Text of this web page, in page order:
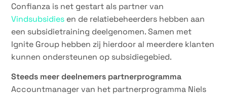
Confianza is net gestart als partner van
Vindsubsidies en de relatiebeheerders hebben aan
een subsidietraining deelgenomen. Samen met
Ignite Group hebben zij hierdoor al meerdere klanten
kunnen ondersteunen op subsidiegebied.
Steeds meer deelnemers partnerprogramma
Accountmanager van het partnerprogramma Niels